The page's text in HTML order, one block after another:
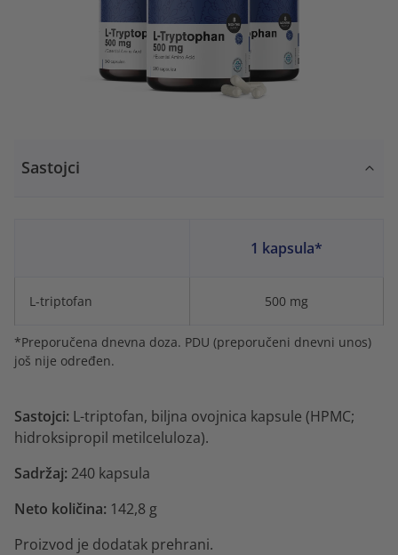
Sastojci
1 kapsula*
L-triptofan 500 mg
*Preporučena dnevna doza. PDU (preporučeni dnevni unos)
još nije određen.
Sastojci: L-triptofan, biljna ovojnica kapsule (HPMC;
hidroksipropil metilceluloza).
Sadržaj: 240 kapsula
Neto količina: 142,8 g
Proizvod je dodatak prehrani.